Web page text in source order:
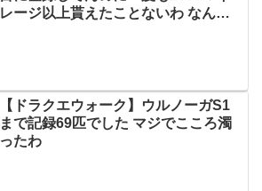
レージ以上貰えたことないわ なんか
【ドラクエウォーク】ウルノーガS1
まで記録69匹でした マジでこころ濁
ったわ